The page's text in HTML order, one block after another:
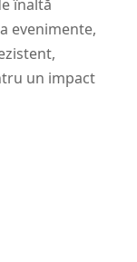
înaltă
evenimente,
un impact